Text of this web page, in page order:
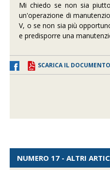
Mi chiedo se non sia
un'operazione di
V, o se non sia più
e predisporre una
SCARICA IL
NUMERO 17 - ALTRI